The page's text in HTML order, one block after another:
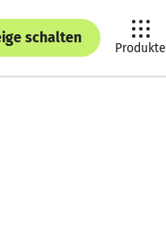
schalten
Produkte